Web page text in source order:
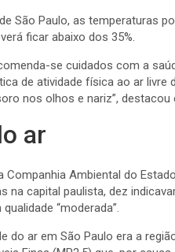
São Paulo, as temperaturas
ficar abaixo dos 35%.
se cuidados com a
de atividade física ao ar
nos olhos e nariz”, destacou
ar
Companhia Ambiental do
capital paulista, dez
“moderada”.
do ar em São Paulo era a